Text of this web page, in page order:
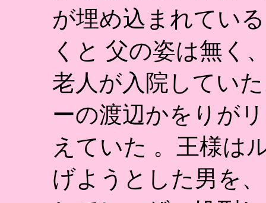
が埋め込まれてい
くと 父の姿は無く
老人が入院してい
ーの渡辺かをりが
えていた 。王様は
げようとした男を